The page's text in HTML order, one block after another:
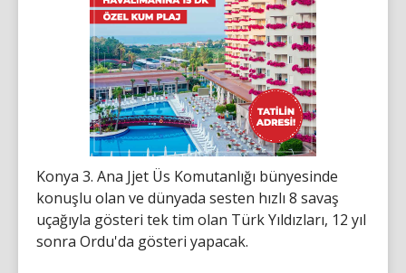
Konya 3. Ana Jjet Üs Komutanlığı bünyesinde
konuşlu olan ve dünyada sesten hızlı 8 savaş
uçağıyla gösteri tek tim olan Türk Yıldızları, 12 yıl
sonra Ordu'da gösteri yapacak.